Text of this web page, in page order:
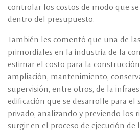
controlar los costos de modo que
dentro del presupuesto.
También les comentó que una de
primordiales en la industria de la
estimar el costo para la
ampliación, mantenimiento,
supervisión, entre otros, de la
edificación que se desarrolle para el
privado, analizando y previendo los
surgir en el proceso de ejecución de